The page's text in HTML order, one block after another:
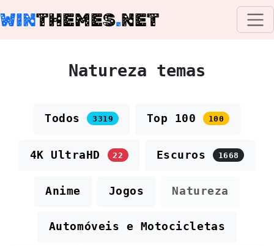
WINTHEMES.NET
Natureza temas
Todos 3319 Top 100 100
4K UltraHD 22 Escuros 1668
Anime Jogos Natureza
Automóveis e Motocicletas